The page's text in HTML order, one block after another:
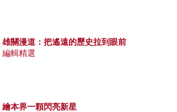
雄關漫道：把遙遠的歷史拉到眼前
編輯精選
繪本界一顆閃亮新星